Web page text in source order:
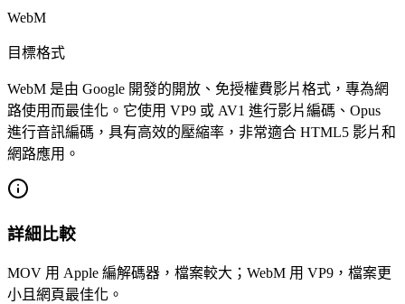
WebM
目標格式
WebM 是由 Google 開發的開放、免授權費影片格式，專為網
路使用而最佳化。它使用 VP9 或 AV1 進行影片編碼、Opus
進行音訊編碼，具有高效的壓縮率，非常適合 HTML5 影片和
網路應用。
詳細比較
MOV 用 Apple 編解碼器，檔案較大；WebM 用 VP9，檔案更
小且網頁最佳化。